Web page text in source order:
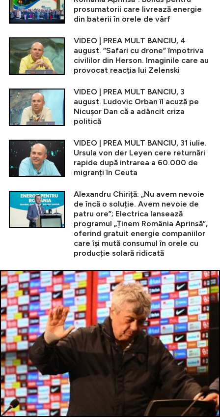
prosumatorii care livrează energie
din baterii în orele de vârf
VIDEO | PREA MULT BANCIU, 4
august. ”Safari cu drone” împotriva
civililor din Herson. Imaginile care au
provocat reacția lui Zelenski
VIDEO | PREA MULT BANCIU, 3
august. Ludovic Orban îl acuză pe
Nicușor Dan că a adâncit criza
politică
VIDEO | PREA MULT BANCIU, 31 iulie.
Ursula von der Leyen cere returnări
rapide după intrarea a 60.000 de
migranți în Ceuta
Alexandru Chiriță: „Nu avem nevoie
de încă o soluție. Avem nevoie de
patru ore”; Electrica lansează
programul „Ținem România Aprinsă”,
oferind gratuit energie companiilor
care își mută consumul în orele cu
producție solară ridicată